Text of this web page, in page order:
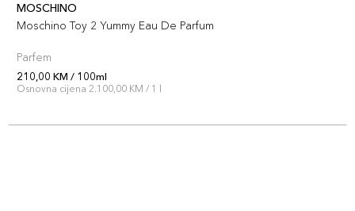
MOSCHINO
Moschino Toy 2 Yummy Eau De Parfum
Parfem
210,00 KM / 100ml
Osnovna cijena 2.100,00 KM / 1 l